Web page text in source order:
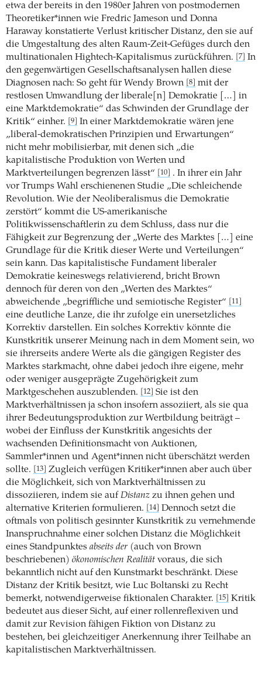
etwa der bereits in den 1980er Jahren von postmodernen
Theoretiker*innen wie Fredric Jameson und Donna
Haraway konstatierte Verlust kritischer Distanz, den sie auf
die Umgestaltung des alten Raum-Zeit-Gefüges durch den
multinationalen Hightech-Kapitalismus zurückführen.
[7]
In
den gegenwärtigen Gesellschaftsanalysen hallen diese
Diagnosen nach: So geht für Wendy Brown
[8]
mit der
restlosen Umwandlung der liberale[n] Demokratie […] in
eine Marktdemokratie“ das Schwinden der Grundlage der
Kritik“ einher.
[9]
In einer Marktdemokratie wären jene
„liberal-demokratischen Prinzipien und Erwartungen“
nicht mehr mobilisierbar, mit denen sich „die
kapitalistische Produktion von Werten und
Marktverteilungen begrenzen lässt“
[10]
. In ihrer ein Jahr
vor Trumps Wahl erschienenen Studie „Die schleichende
Revolution. Wie der Neoliberalismus die Demokratie
zerstört“ kommt die US-amerikanische
Politikwissenschaftlerin zu dem Schluss, dass nur die
Fähigkeit zur Begrenzung der „Werte des Marktes […] eine
Grundlage für die Kritik dieser Werte und Verteilungen“
sein kann. Das kapitalistische Fundament liberaler
Demokratie keineswegs relativierend, bricht Brown
dennoch für deren von den „Werten des Marktes“
abweichende „begriffliche und semiotische Register“
[11]
eine deutliche Lanze, die ihr zufolge ein unersetzliches
Korrektiv darstellen. Ein solches Korrektiv könnte die
Kunstkritik unserer Meinung nach in dem Moment sein, wo
sie ihrerseits andere Werte als die gängigen Register des
Marktes starkmacht, ohne dabei jedoch ihre eigene, mehr
oder weniger ausgeprägte Zugehörigkeit zum
Marktgeschehen auszublenden.
[12]
Sie ist den
Marktverhältnissen ja schon insofern assoziiert, als sie qua
ihrer Bedeutungsproduktion zur Wertbildung beiträgt –
wobei der Einfluss der Kunstkritik angesichts der
wachsenden Definitionsmacht von Auktionen,
Sammler*innen und Agent*innen nicht überschätzt werden
sollte.
[13]
Zugleich verfügen Kritiker*innen aber auch über
die Möglichkeit, sich von Marktverhältnissen zu
dissoziieren, indem sie auf Distanz zu ihnen gehen und
alternative Kriterien formulieren.
[14]
Dennoch setzt die
oftmals von politisch gesinnter Kunstkritik zu vernehmende
Inanspruchnahme einer solchen Distanz die Möglichkeit
eines Standpunktes abseits der (auch von Brown
beschriebenen) ökonomischen Realität voraus, die sich
bekanntlich nicht auf den Kunstmarkt beschränkt. Diese
Distanz der Kritik besitzt, wie Luc Boltanski zu Recht
bemerkt, notwendigerweise fiktionalen Charakter.
[15]
Kritik
bedeutet aus dieser Sicht, auf einer rollenreflexiven und
damit zur Revision fähigen Fiktion von Distanz zu
bestehen, bei gleichzeitiger Anerkennung ihrer Teilhabe an
kapitalistischen Marktverhältnissen.